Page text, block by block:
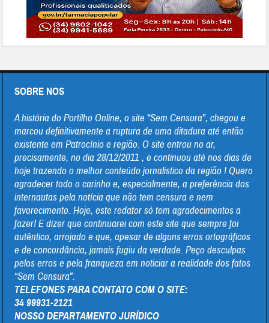
SOBRE NOS
A história do Portilho Online, o site “Sem Censura”, chegou e
marcou definitivamente a ruptura de uma ditadura até então
existente em Patrocínio e região. O site entrou no ar,
precisamente, no dia 28/12/2011 , e continuou até nos dias de
hoje trazendo o melhor conteúdo jornalistico da região ! Quero
agradecer todo o carinho e, especialmente, a preferência dos
internautas pela notícia que não tem censura e nem
favorecimento. Hoje, este redator só tem agradecimentos a
fazer! E dizer que continuarei com este site que sempre foi
autêntico, arrojado e que, apesar de alguns erros ortográficos
e de concordância, jamais fugiu da verdade. Peço desculpas
pelos erros e pela franqueza em noticiar a realidade dos fatos
“Sem Censura”.
TELEFONES PARA CONTATO COM O SITE:
34 99931-2121
NOSSO DEPARTAMENTO JURÍDICO